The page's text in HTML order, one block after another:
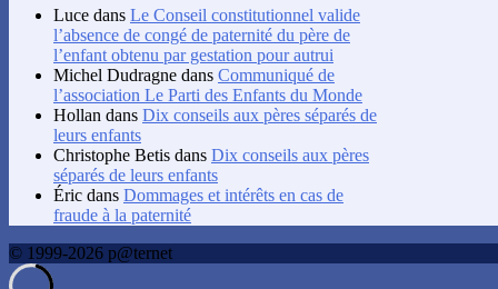
Luce dans Le Conseil constitutionnel valide
l’absence de congé de paternité du père de
l’enfant obtenu par gestation pour autrui
Michel Dudragne dans Communiqué de
l’association Le Parti des Enfants du Monde
Hollan dans Dix conseils aux pères séparés de
leurs enfants
Christophe Betis dans Dix conseils aux pères
séparés de leurs enfants
Éric dans Dommages et intérêts en cas de
fraude à la paternité
© 1999-2026 p@ternet